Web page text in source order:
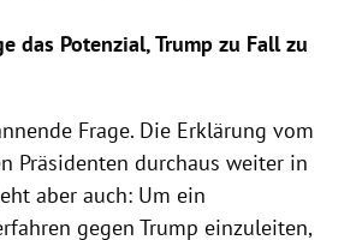
das Potenzial,Trump zu Fall zu
Frage. Die Erklärung vom
Präsidenten durchaus weiter in
aber auch: Um ein
gegen Trump einzuleiten,